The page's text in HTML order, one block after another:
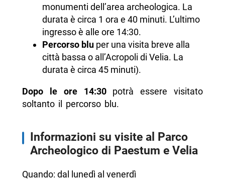
monumenti dell’area archeologica. La
durata è circa 1 ora e 40 minuti. L’ultimo
ingresso è alle ore 14:30.
Percorso bluper una visita breve alla
città bassa o all’Acropoli di Velia. La
durata è circa 45 minuti).
Dopo le ore 14:30potrà essere visitato
soltanto il percorso blu.
Informazioni su visite al Parco
Archeologico di Paestum e Velia
Quando: dal lunedì al venerdì